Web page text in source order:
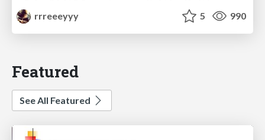
rrreeeyyy
5 990
Featured
See All Featured